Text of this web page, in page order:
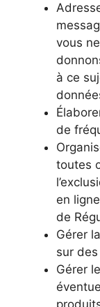
vous
à ce
de
toutes
en
de
Gérer
sur
Gérer